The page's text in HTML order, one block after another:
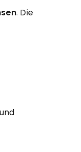
. Die